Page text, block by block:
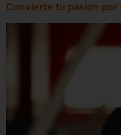
Convierte tu pasión